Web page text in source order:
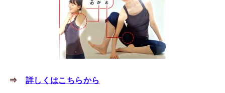
⇒ 詳しくはこちらから